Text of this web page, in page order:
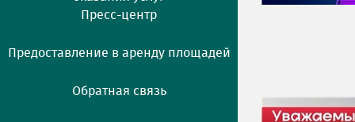
Пресс-центр
Предоставление в аренду площадей
Обратная связь